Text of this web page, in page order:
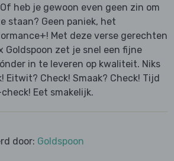
heb je gewoon even geen zin om
staan? Geen paniek, het
Met deze verse gerechten
Goldspoon zet je snel een fijne
in te leveren op kwaliteit. Niks
Eitwit? Check! Smaak? Check! Tijd
Eet smakelijk.
door: Goldspoon